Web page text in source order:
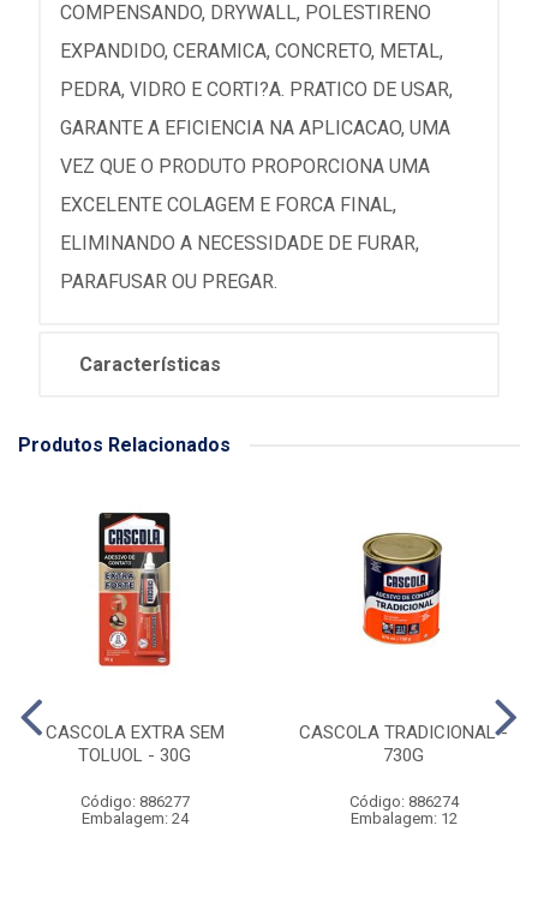
COMPENSANDO, DRYWALL, POLESTIRENO
EXPANDIDO, CERAMICA, CONCRETO, METAL,
PEDRA, VIDRO E CORTI?A. PRATICO DE USAR,
GARANTE A EFICIENCIA NA APLICACAO, UMA
VEZ QUE O PRODUTO PROPORCIONA UMA
EXCELENTE COLAGEM E FORCA FINAL,
ELIMINANDO A NECESSIDADE DE FURAR,
PARAFUSAR OU PREGAR.
Características
Produtos Relacionados
CASCOLA EXTRA SEM
TOLUOL - 30G
Código: 886277
Embalagem: 24
CASCOLA TRADICIONAL -
730G
Código: 886274
Embalagem: 12